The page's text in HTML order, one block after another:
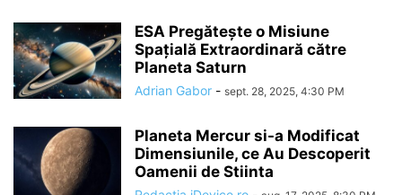
ESA Pregătește o Misiune
Spațială Extraordinară către
Planeta Saturn
Adrian Gabor - sept. 28, 2025, 4:30 PM
Planeta Mercur si-a Modificat
Dimensiunile, ce Au Descoperit
Oamenii de Stiinta